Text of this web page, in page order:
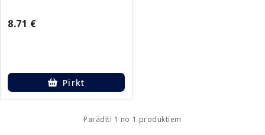
8.71 €
Pirkt
Parādīti 1 no 1 produktiem